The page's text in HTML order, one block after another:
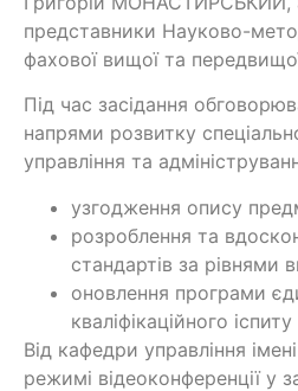
представники Науково-
фахової вищої та
Під час засідання
напрями розвитку
управління та
узгодження опису
розроблення та
стандартів за рівнями
оновлення програми
кваліфікаційного
Від кафедри управління
режимі відеоконференції у